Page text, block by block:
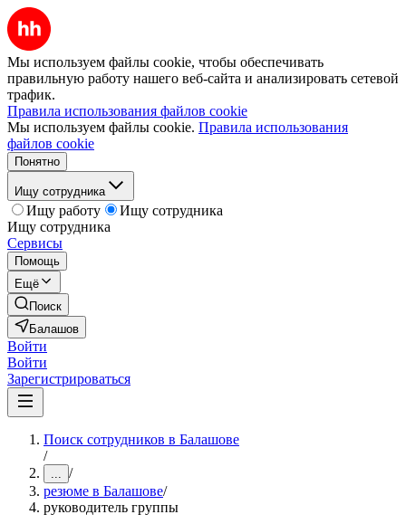
Мы используем файлы cookie, чтобы обеспечивать
правильную работу нашего веб-сайта и анализировать сетевой
трафик.
Правила использования файлов cookie
Мы используем файлы cookie. Правила использования
файлов cookie
Понятно
Ищу сотрудника
Ищу работу
Ищу сотрудника
Ищу сотрудника
Сервисы
Помощь
Ещё
Поиск
Балашов
Войти
Войти
Зарегистрироваться
Поиск сотрудников в Балашове
/
... /
резюме в Балашове/
руководитель группы